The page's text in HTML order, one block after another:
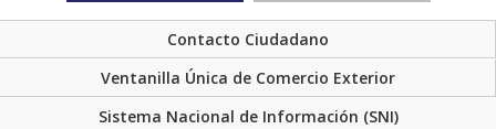
Contacto Ciudadano
Ventanilla Única de Comercio Exterior
Sistema Nacional de Información (SNI)